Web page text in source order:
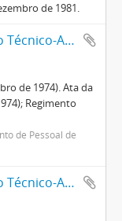
de 1981.
2ª Reunião do Conselho Técnico-Administrativo
de 1974). Ata da
Regimento
de Pessoal de
6ª Reunião do Conselho Técnico-Administrativo